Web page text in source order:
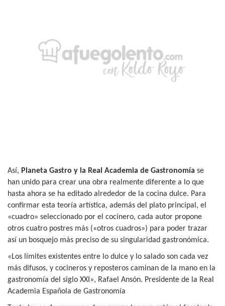
Así, Planeta Gastro y la Real Academia de Gastronomía se
han unido para crear una obra realmente diferente a lo que
hasta ahora se ha editado alrededor de la cocina dulce. Para
confirmar esta teoría artística, además del plato principal, el
«cuadro» seleccionado por el cocinero, cada autor propone
otros cuatro postres más («otros cuadros») para poder trazar
así un bosquejo más preciso de su singularidad gastronómica.
«Los límites existentes entre lo dulce y lo salado son cada vez
más difusos, y cocineros y reposteros caminan de la mano en la
gastronomía del siglo XXI», Rafael Ansón. Presidente de la Real
Academia Española de Gastronomía